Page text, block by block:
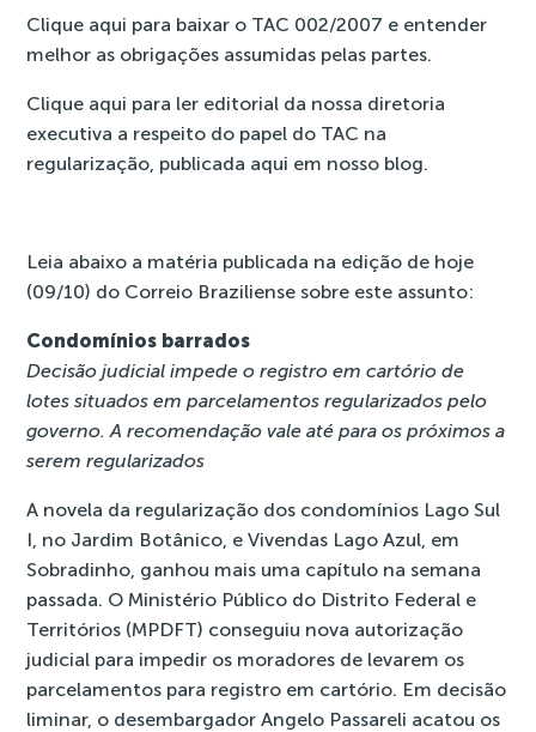
Clique aqui para baixar o TAC 002/2007 e entender
melhor as obrigações assumidas pelas partes.
Clique aqui para ler editorial da nossa diretoria
executiva a respeito do papel do TAC na
regularização, publicada aqui em nosso blog.
Leia abaixo a matéria publicada na edição de hoje
(09/10) do Correio Braziliense sobre este assunto:
Condomínios barrados
Decisão judicial impede o registro em cartório de
lotes situados em parcelamentos regularizados pelo
governo. A recomendação vale até para os próximos a
serem regularizados
A novela da regularização dos condomínios Lago Sul
I, no Jardim Botânico, e Vivendas Lago Azul, em
Sobradinho, ganhou mais uma capítulo na semana
passada. O Ministério Público do Distrito Federal e
Territórios (MPDFT) conseguiu nova autorização
judicial para impedir os moradores de levarem os
parcelamentos para registro em cartório. Em decisão
liminar, o desembargador Angelo Passareli acatou os